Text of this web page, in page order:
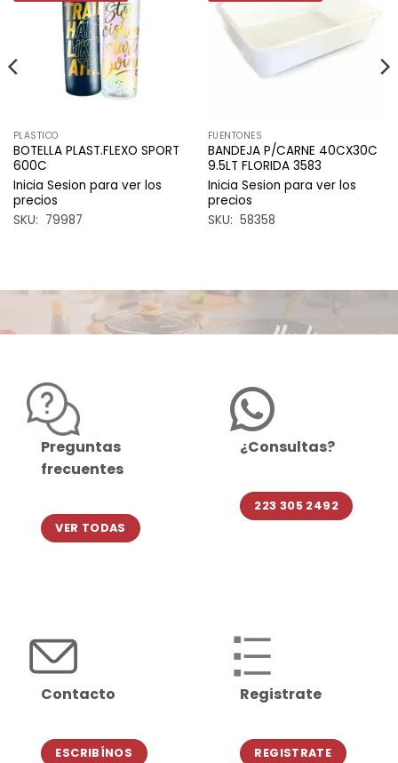
PLASTICO
BOTELLA PLAST.FLEXO SPORT
600C
Inicia Sesion para ver los
precios
SKU: 79987
deseos
FUENTONES
BANDEJA P/CARNE 40CX30C
9.5LT FLORIDA 3583
Inicia Sesion para ver los
precios
SKU: 58358
Preguntas
frecuentes
VER TODAS
¿Consultas?
223 305 2492
Contacto
ESCRIBÍNOS
Registrate
REGISTRATE